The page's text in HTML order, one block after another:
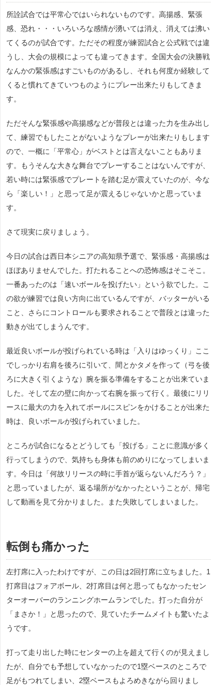
所詮試合では平常心ではいられないものです。高揚感、緊張
感、恐れ・・・いろいろな感情が湧いては消え、消えては沸い
てくるのが試合です。ただその程度が練習試合と公式戦では違
うし、大会の規模によっても違ってきます。全国大会の決勝戦
なんかの緊張感はすごいものがあるし、それも何度か経験して
くると慣れてきていつものようにプレー出来たりもしてきま
す。
ただそんな緊張感や高揚感などが普段とは違った力を生み出し
て、練習でもしたことがないようなプレーが出来たりもします
ので、一概に「平常心」がベストとは言えないこともありま
す。もうそんな大きな舞台でプレーすることはないんですが、
若い時には緊張感でプレートを踏む足が震えていたのが、今な
ら「楽しい！」と思って足が震えるじゃないかと思っていま
す。
さて現実に戻りましょう。
今日の試合は西日本シニアの高知県予選で、緊張感・高揚感は
ほぼありませんでした。打たれることへの恐怖感はそこそこ。
一番あったのは「速いボールを投げたい」という欲でした。こ
の欲が練習では良い方向に出ているんですが、バッターがいる
こと、さらにコントロールも要求されることで普段とは違った
動きが出てしまうんです。
最近良いボールが投げられている時は「入りはゆっくり」ここ
でしっかり右肩を後ろに引いて、間とかタメを作って（弓を後
ろに大きく引くような）腕を振る準備をすることが出来ていま
した。そして左の壁に向かって右腕を振って行く。最後にリリ
ースに最大の力を入れてボールにスピンをかけることが出来た
時は、良いボールが投げられていました。
ところが試合になるとどうしても「投げる」ことに意識が多く
行ってしまうので、気持ちも身体も前のめりになってしまいま
す。今日は「何故リリースの時に手首が返らないんだろう？」
と思っていましたが、返る場所がなかったということが、帰宅
して動画を見て分かりました。また失敗してしまいました。
転倒も痛かった
左打席に入ったわけですが、この日は2回打席に立ちました。1
打席目はフォアボール、2打席目は何と思ってもなかったセン
ターオーバーのランニングホームランでした。打った自分が
「まさか！」と思ったので、見ていたチームメイトも驚いたよ
うです。
打って走り出した時にセンターの上を超えて行くのが見えまし
たが、自分でも予想していなかったので1塁ベースのところで
足がもつれてしまい、2塁ベースもよろめきながら回りまし